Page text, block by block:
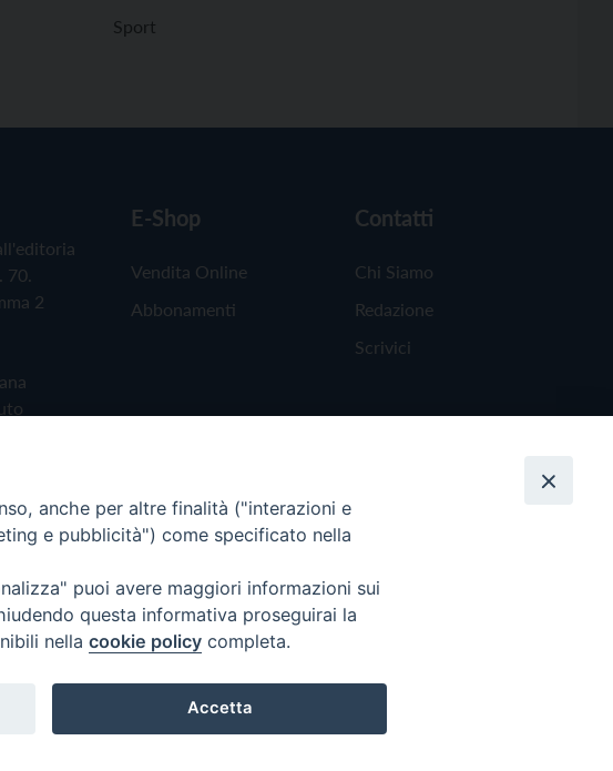
Sport
70.
2
E-Shop
Vendita Online
Abbonamenti
Contatti
Chi Siamo
Redazione
Scrivici
anche per altre finalità ("interazioni e
e pubblicità") come specificato nella
puoi avere maggiori informazioni sui
questa informativa proseguirai la
nella cookie policy completa.
Accetta